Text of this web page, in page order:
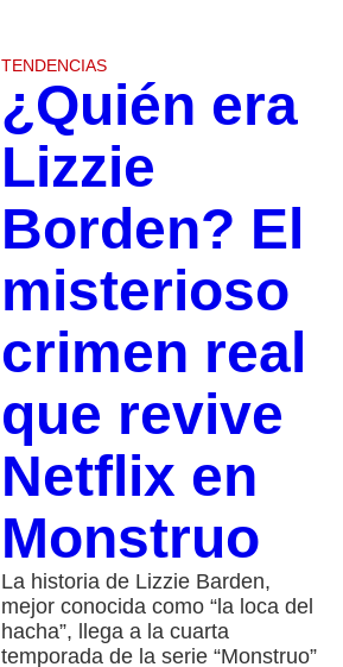
TENDENCIAS
¿Quién era
Lizzie
Borden? El
misterioso
crimen real
que revive
Netflix en
Monstruo
La historia de Lizzie Barden,
mejor conocida como “la loca del
hacha”, llega a la cuarta
temporada de la serie “Monstruo”